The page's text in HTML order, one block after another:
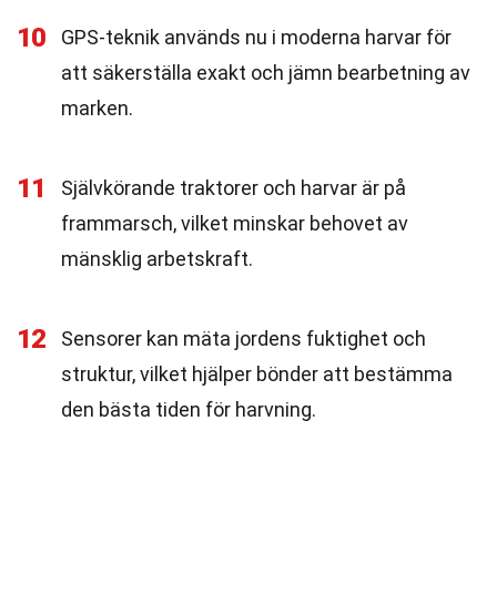
10
GPS-teknik används nu i moderna harvar för
att säkerställa exakt och jämn bearbetning av
marken.
11
Självkörande traktorer och harvar är på
frammarsch, vilket minskar behovet av
mänsklig arbetskraft.
12
Sensorer kan mäta jordens fuktighet och
struktur, vilket hjälper bönder att bestämma
den bästa tiden för harvning.